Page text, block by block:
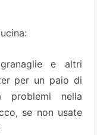
e altri
per un paio di
problemi nella
se non usate